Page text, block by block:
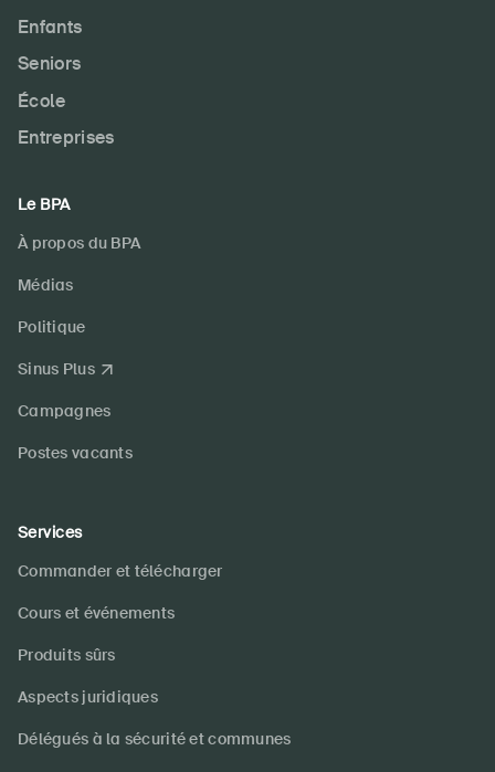
Enfants
Seniors
École
Entreprises
Le BPA
À propos du BPA
Médias
Politique
Sinus Plus
Campagnes
Postes vacants
Services
Commander et télécharger
Cours et événements
Produits sûrs
Aspects juridiques
Délégués à la sécurité et communes